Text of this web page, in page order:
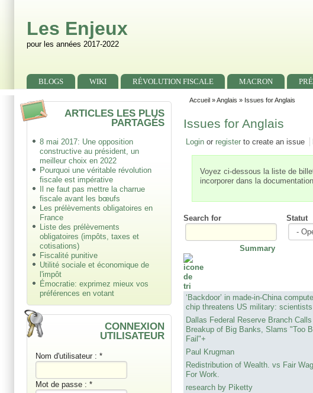
Les Enjeux
pour les années 2017-2022
Primary menu
BLOGS WIKI RÉVOLUTION FISCALE MACRON
Secondary menu
ARTICLES LES PLUS
PARTAGÉS
8 mai 2017: Une opposition
constructive au président, un
meilleur choix en 2022
Pourquoi une véritable révolution
fiscale est impérative
Il ne faut pas mettre la charrue
fiscale avant les bœufs
Les prélèvements obligatoires en
France
Liste des prélèvements
obligatoires (impôts, taxes et
cotisations)
Fiscalité punitive
Utilité sociale et économique de
l'impôt
Émocratie: exprimez mieux vos
préférences en votant
CONNEXION
UTILISATEUR
Nom d'utilisateur : *
Mot de passe : *
Accueil »Anglais » Issues for Anglais
Issues for Anglais
Login or register to create an issue
Voyez ci-dessous la liste de
incorporer dans la
Search for Statut
Summary
‘Backdoor’ in made-in-China
chip threatens US military: scientists
Dallas Federal Reserve Branch
Breakup of Big Banks, Slams "Too
Fail"+
Paul Krugman
Redistribution of Wealth. vs Fair
For Work.
research by Piketty